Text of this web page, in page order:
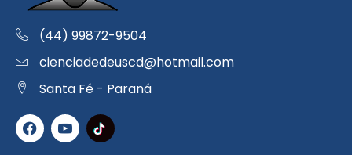
(44) 99872-9504
cienciadedeuscd@hotmail.com
Santa Fé - Paraná